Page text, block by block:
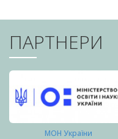
ПАРТНЕРИ
МОН України